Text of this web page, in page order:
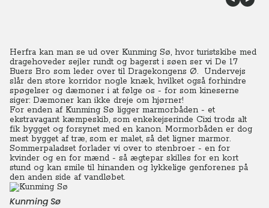
Herfra kan man se ud over Kunming Sø, hvor turistskibe med
dragehoveder sejler rundt og bagerst i søen ser vi De 17
Buers Bro som leder over til Dragekongens Ø. Undervejs
slår den store korridor nogle knæk, hvilket også forhindre
spøgelser og dæmoner i at følge os - for som kineserne
siger: Dæmoner kan ikke dreje om hjørner!
For enden af Kunming Sø ligger marmorbåden - et
ekstravagant kæmpeskib, som enkekejserinde Cixi trods alt
fik bygget og forsynet med en kanon. Mormorbåden er dog
mest bygget af træ, som er malet, så det ligner marmor.
Sommerpaladset forlader vi over to stenbroer - en for
kvinder og en for mænd - så ægtepar skilles for en kort
stund og kan smile til hinanden og lykkelige genforenes på
den anden side af vandløbet.
Kunming Sø